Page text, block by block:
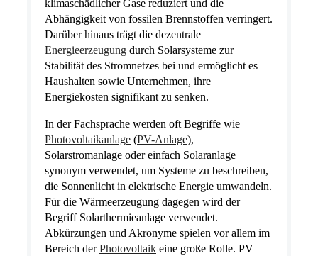
klimaschädlicher Gase reduziert und die
Abhängigkeit von fossilen Brennstoffen verringert.
Darüber hinaus trägt die dezentrale
Energieerzeugung durch Solarsysteme zur
Stabilität des Stromnetzes bei und ermöglicht es
Haushalten sowie Unternehmen, ihre
Energiekosten signifikant zu senken.
In der Fachsprache werden oft Begriffe wie
Photovoltaikanlage (PV-Anlage),
Solarstromanlage oder einfach Solaranlage
synonym verwendet, um Systeme zu beschreiben,
die Sonnenlicht in elektrische Energie umwandeln.
Für die Wärmeerzeugung dagegen wird der
Begriff Solarthermieanlage verwendet.
Abkürzungen und Akronyme spielen vor allem im
Bereich derPhotovoltaik eine große Rolle. PV